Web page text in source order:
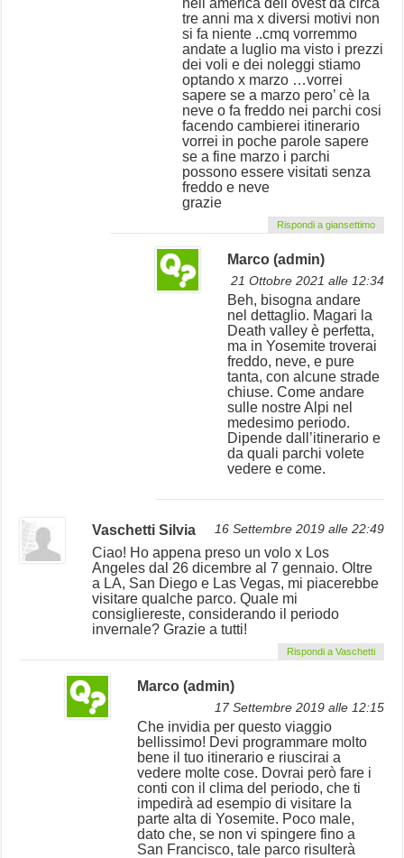
tre anni ma x diversi motivi non
si fa niente ..cmq vorremmo
andate a luglio ma visto i prezzi
dei voli e dei noleggi stiamo
optando x marzo …vorrei
sapere se a marzo pero’ cè la
neve o fa freddo nei parchi cosi
facendo cambierei itinerario
vorrei in poche parole sapere
se a fine marzo i parchi
possono essere visitati senza
freddo e neve
grazie
Rispondi a giansettimo
Marco (admin)
21 Ottobre 2021 alle 12:34
Beh, bisogna andare
nel dettaglio. Magari la
Death valley è perfetta,
ma in Yosemite troverai
freddo, neve, e pure
tanta, con alcune strade
chiuse. Come andare
sulle nostre Alpi nel
medesimo periodo.
Dipende dall’itinerario e
da quali parchi volete
vedere e come.
Vaschetti Silvia 16 Settembre 2019 alle 22:49
Ciao! Ho appena preso un volo x Los
Angeles dal 26 dicembre al 7 gennaio. Oltre
a LA, San Diego e Las Vegas, mi piacerebbe
visitare qualche parco. Quale mi
consigliereste, considerando il periodo
invernale? Grazie a tutti!
Rispondi a Vaschetti
Marco (admin)
17 Settembre 2019 alle 12:15
Che invidia per questo viaggio
bellissimo! Devi programmare molto
bene il tuo itinerario e riuscirai a
vedere molte cose. Dovrai però fare i
conti con il clima del periodo, che ti
impedirà ad esempio di visitare la
parte alta di Yosemite. Poco male,
dato che, se non vi spingere fino a
San Francisco, tale parco risulterà